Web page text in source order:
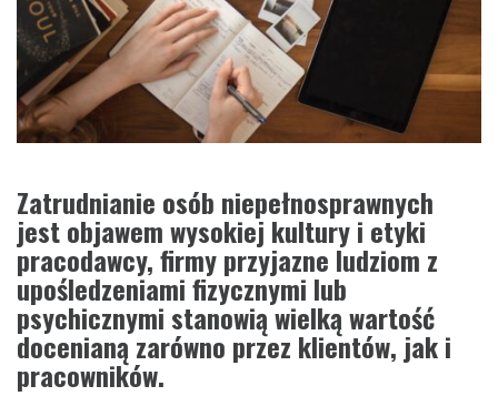
Zatrudnianie osób niepełnosprawnych
jest objawem wysokiej kultury i etyki
pracodawcy, firmy przyjazne ludziom z
upośledzeniami fizycznymi lub
psychicznymi stanowią wielką wartość
docenianą zarówno przez klientów, jak i
pracowników.